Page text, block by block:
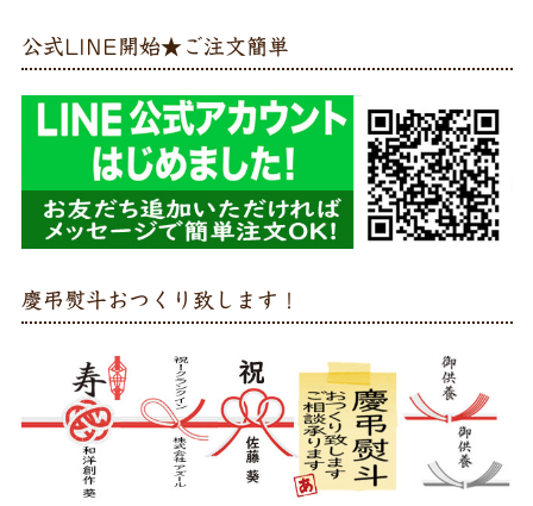
公式LINE開始★ご注文簡単
慶弔熨斗おつくり致します！